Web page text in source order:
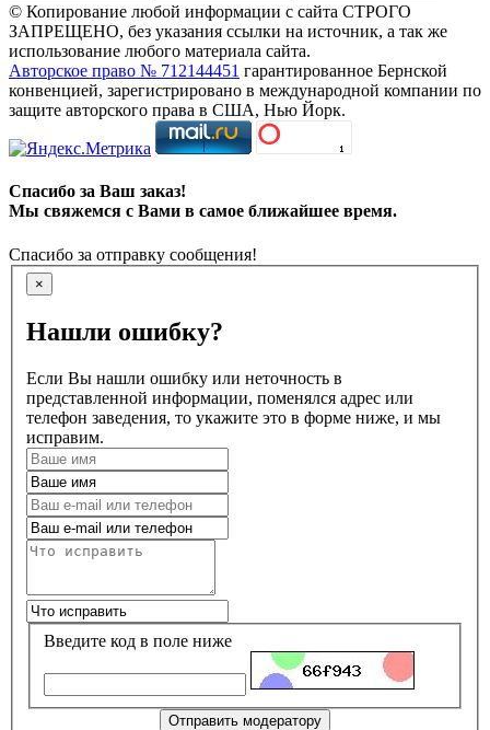
© Копирование любой информации с сайта СТРОГО
ЗАПРЕЩЕНО, без указания ссылки на источник, а так же
использование любого материала сайта.
Авторское право № 712144451 гарантированное Бернской
конвенцией, зарегистрировано в международной компании по
защите авторского права в США, Нью Йорк.
Спасибо за Ваш заказ!
Мы свяжемся с Вами в самое ближайшее время.
Спасибо за отправку сообщения!
×
Нашли ошибку?
Если Вы нашли ошибку или неточность в
представленной информации, поменялся адрес или
телефон заведения, то укажите это в форме ниже, и мы
исправим.
Введите код в поле ниже
Отправить модератору